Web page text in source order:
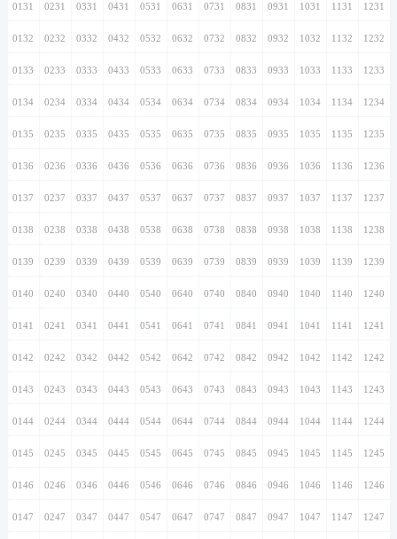
0131 0231 0331 0431 0531 0631 0731 0831 0931 1031 1131 1231
0132 0232 0332 0432 0532 0632 0732 0832 0932 1032 1132 1232
0133 0233 0333 0433 0533 0633 0733 0833 0933 1033 1133 1233
0134 0234 0334 0434 0534 0634 0734 0834 0934 1034 1134 1234
0135 0235 0335 0435 0535 0635 0735 0835 0935 1035 1135 1235
0136 0236 0336 0436 0536 0636 0736 0836 0936 1036 1136 1236
0137 0237 0337 0437 0537 0637 0737 0837 0937 1037 1137 1237
0138 0238 0338 0438 0538 0638 0738 0838 0938 1038 1138 1238
0139 0239 0339 0439 0539 0639 0739 0839 0939 1039 1139 1239
0140 0240 0340 0440 0540 0640 0740 0840 0940 1040 1140 1240
0141 0241 0341 0441 0541 0641 0741 0841 0941 1041 1141 1241
0142 0242 0342 0442 0542 0642 0742 0842 0942 1042 1142 1242
0143 0243 0343 0443 0543 0643 0743 0843 0943 1043 1143 1243
0144 0244 0344 0444 0544 0644 0744 0844 0944 1044 1144 1244
0145 0245 0345 0445 0545 0645 0745 0845 0945 1045 1145 1245
0146 0246 0346 0446 0546 0646 0746 0846 0946 1046 1146 1246
0147 0247 0347 0447 0547 0647 0747 0847 0947 1047 1147 1247